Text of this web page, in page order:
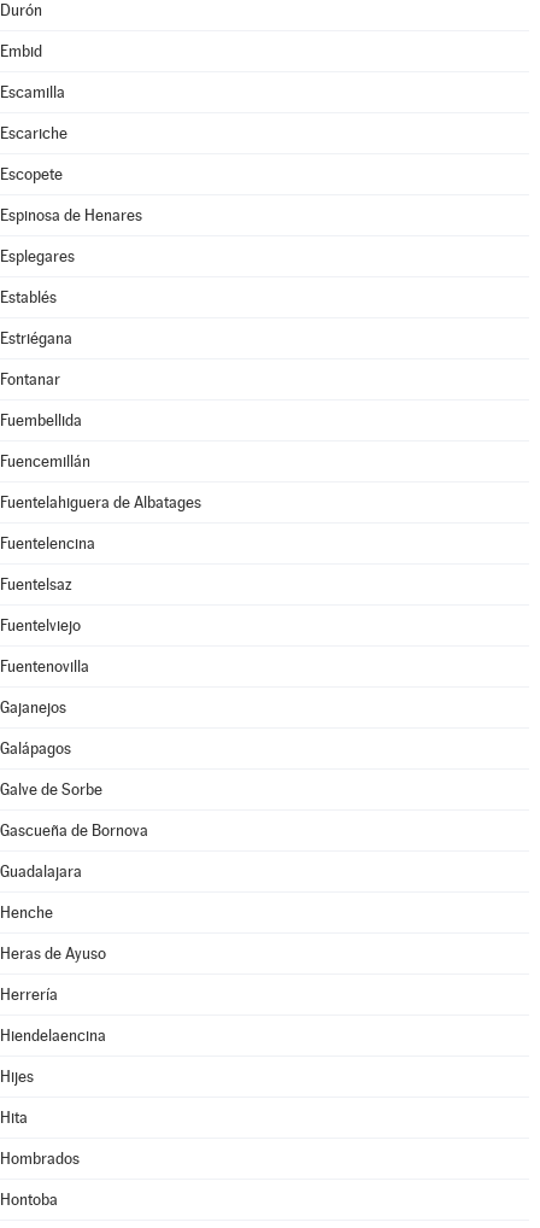
Durón
Embid
Escamilla
Escariche
Escopete
Espinosa de Henares
Esplegares
Establés
Estriégana
Fontanar
Fuembellida
Fuencemillán
Fuentelahiguera de Albatages
Fuentelencina
Fuentelsaz
Fuentelviejo
Fuentenovilla
Gajanejos
Galápagos
Galve de Sorbe
Gascueña de Bornova
Guadalajara
Henche
Heras de Ayuso
Herrería
Hiendelaencina
Hijes
Hita
Hombrados
Hontoba